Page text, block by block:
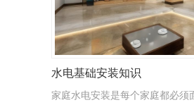
水电基础安装知识
家庭水电安装是每个家庭都必须